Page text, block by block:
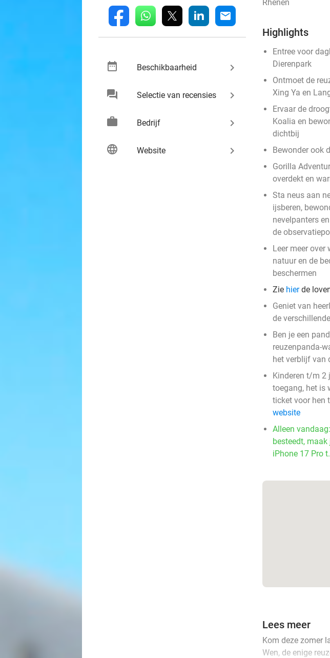
fb whatsapp linkedin mail
date_range Beschikbaarheid keyboard_arrow_right
chat Selectie van recensies keyboard_arrow_right
work Bedrijf keyboard_arrow_right
language Website keyboard_arrow_right
Rhenen
Highlights
Entree voor
Dierenpark
Ontmoet de
Xing Ya en
Ervaar de
Koalia en
dichtbij
Bewonder ook
Gorilla
overdekt en
Sta neus aan
ijsberen,
nevelpanters
de
Leer meer
natuur en de
beschermen
Zie hierde
Geniet van
de
Ben je een
reuzenpanda-
het verblijf van
Kinderen t/m 2
toegang, het is
ticket voor hen
website
Alleen
besteedt,
iPhone 17 Pro
Lees meer
Kom deze zomer
Wen, de enige